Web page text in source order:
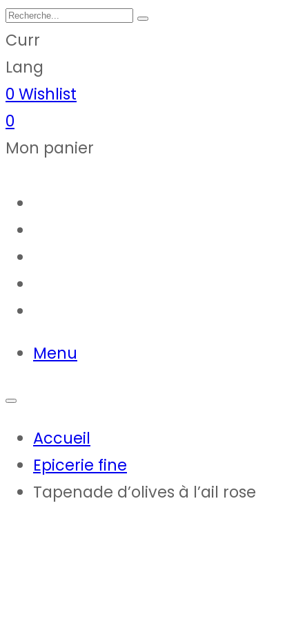
Curr
Lang
0 Wishlist
0
Mon panier
Menu
Accueil
Epicerie fine
Tapenade d’olives à l’ail rose